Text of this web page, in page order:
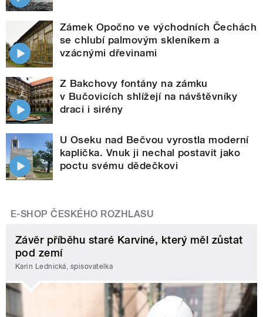
Zámek Opočno ve východních Čechách
se chlubí palmovým skleníkem a
vzácnými dřevinami
Z Bakchovy fontány na zámku
v Bučovicích shlížejí na návštěvníky
draci i sirény
U Oseku nad Bečvou vyrostla moderní
kaplička. Vnuk ji nechal postavit jako
poctu svému dědečkovi
E-SHOP ČESKÉHO ROZHLASU
Závěr příběhu staré Karviné, který měl zůstat
pod zemí
Karin Lednická, spisovatelka